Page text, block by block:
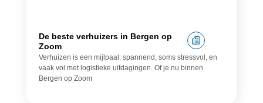
De beste verhuizers in Bergen op
Zoom
Verhuizen is een mijlpaal: spannend, soms stressvol, en
vaak vol met logistieke uitdagingen. Of je nu binnen
Bergen op Zoom